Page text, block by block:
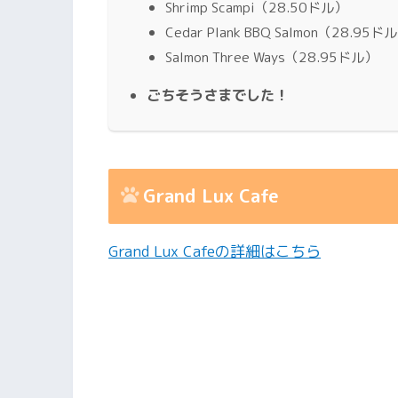
Shrimp Scampi（28.50ドル）
Cedar Plank BBQ Salmon（28.95ド
Salmon Three Ways（28.95ドル）
ごちそうさまでした！
Grand Lux Cafe
Grand Lux Cafeの詳細はこちら